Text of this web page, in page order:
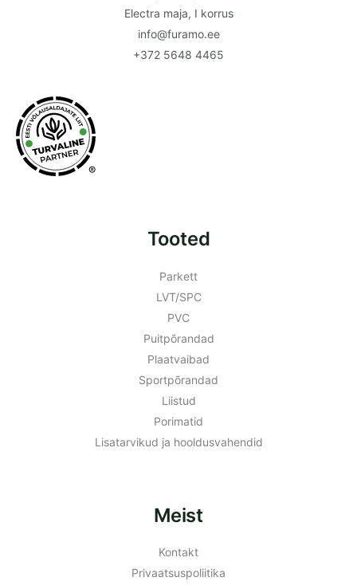
Electra maja, I korrus
info@furamo.ee
+372 5648 4465
®
Tooted
Parkett
LVT/SPC
PVC
Puitpõrandad
Plaatvaibad
Sportpõrandad
Liistud
Porimatid
Lisatarvikud ja hooldusvahendid
Meist
Kontakt
Privaatsuspoliitika